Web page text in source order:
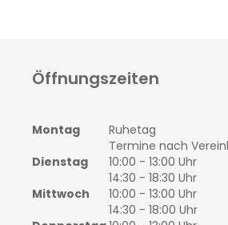
Öffnungszeiten
Montag
Ruhetag
Termine nach
Dienstag
10:00 - 13:00 Uhr
14:30 - 18:30 Uhr
Mittwoch
10:00 - 13:00 Uhr
14:30 - 18:00 Uhr